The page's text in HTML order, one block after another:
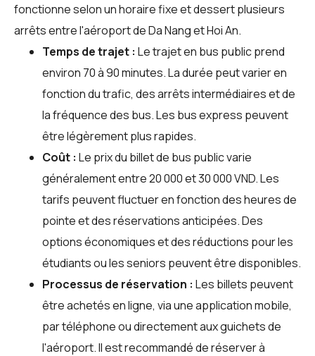
fonctionne selon un horaire fixe et dessert plusieurs
arrêts entre l'aéroport de Da Nang et Hoi An.
Temps de trajet : Le trajet en bus public prend
environ 70 à 90 minutes. La durée peut varier en
fonction du trafic, des arrêts intermédiaires et de
la fréquence des bus. Les bus express peuvent
être légèrement plus rapides.
Coût : Le prix du billet de bus public varie
généralement entre 20 000 et 30 000 VND. Les
tarifs peuvent fluctuer en fonction des heures de
pointe et des réservations anticipées. Des
options économiques et des réductions pour les
étudiants ou les seniors peuvent être disponibles.
Processus de réservation : Les billets peuvent
être achetés en ligne, via une application mobile,
par téléphone ou directement aux guichets de
l'aéroport. Il est recommandé de réserver à